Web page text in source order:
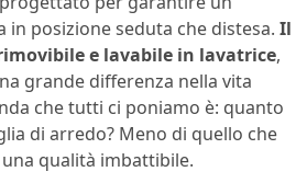
posizione seduta che distesa. Il
e lavabile in lavatrice,
grande differenza nella vita
che tutti ci poniamo è: quanto
di arredo? Meno di quello che
qualità imbattibile.